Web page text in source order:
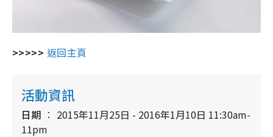
>>>>> 返回主頁
活動資訊
日期
2015年11月25日 - 2016年1月10日 11:30am-
11pm